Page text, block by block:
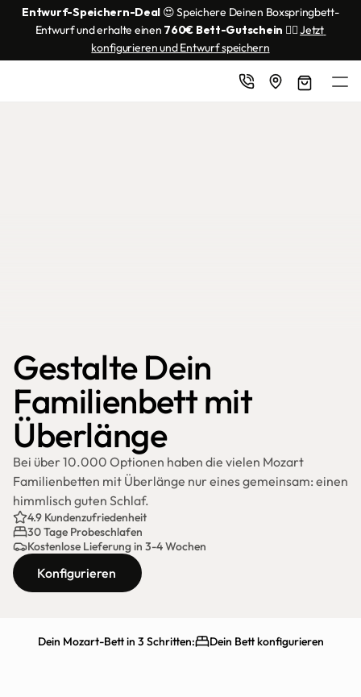
Entwurf-Speichern-Deal 😍 Speichere Deinen Boxspringbett-
Entwurf und erhalte einen 760€ Bett-Gutschein 👌🏼 Jetzt
konfigurieren und Entwurf speichern
Gestalte Dein
Familienbett mit
Überlänge
Bei über 10.000 Optionen haben die vielen Mozart
Familienbetten mit Überlänge nur eines gemeinsam: einen
himmlisch guten Schlaf.
4.9 Kundenzufriedenheit
30 Tage Probeschlafen
Kostenlose Lieferung in 3-4 Wochen
Konfigurieren
Dein Mozart-Bett in 3 Schritten:
Dein Bett konfigurieren